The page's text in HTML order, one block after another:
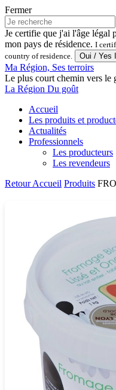
Fermer
Je certifie que j'ai l'âge légal
mon pays de résidence. I
country of residence.
Ma Région, Ses terroirs
Le plus court chemin vers le
La Région Du goût
Accueil
Les produits et
Actualités
Professionnels
Les producteurs
Les revendeurs
RetourAccueil Produits